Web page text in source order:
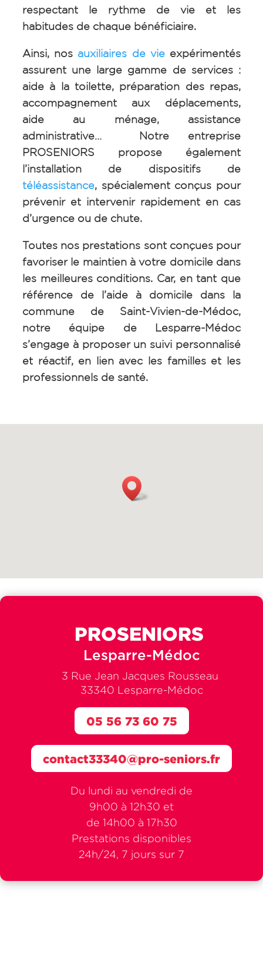
respectant le rythme de vie et les
habitudes de chaque bénéficiaire.
Ainsi, nos auxiliaires de vieexpérimentés
assurent une large gamme de services :
aide à la toilette, préparation des repas,
accompagnement aux déplacements,
aide au ménage, assistance
administrative… Notre entreprise
PROSENIORS propose également
l’installation de dispositifs de
téléassistance, spécialement conçus pour
prévenir et intervenir rapidement en cas
d’urgence ou de chute.
Toutes nos prestations sont conçues pour
favoriser le maintien à votre domicile dans
les meilleures conditions. Car, en tant que
référence de l’aide à domicile dans la
commune de Saint-Vivien-de-Médoc,
notre équipe de Lesparre-Médoc
s’engage à proposer un suivi personnalisé
et réactif, en lien avec les familles et les
professionnels de santé.
PROSENIORS
Lesparre-Médoc
3 Rue Jean Jacques Rousseau
33340 Lesparre-Médoc
Du lundi au vendredi de
9h00 à 12h30 et
de 14h00 à 17h30
Prestations disponibles
24h/24, 7 jours sur 7
contact33340@pro-seniors.fr
05 56 73 60 75